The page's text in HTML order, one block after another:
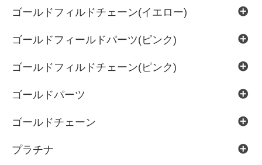
ゴールドフィルドチェーン(イエロー)
ゴールドフィールドパーツ(ピンク)
ゴールドフィルドチェーン(ピンク)
ゴールドパーツ
ゴールドチェーン
プラチナ